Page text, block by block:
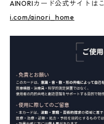
AINORIカード公式サイトは
i.com/ainori_home